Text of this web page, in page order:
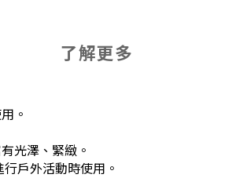
了解更多
。
光澤、緊緻。
戶外活動時使用。